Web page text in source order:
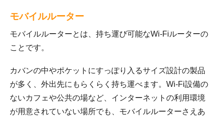
モバイルルーター
モバイルルーターとは、持ち運び可能なWi-Fiルーターの
ことです。
カバンの中やポケットにすっぽり入るサイズ設計の製品
が多く、外出先にもらくらく持ち運べます。Wi-Fi設備の
ないカフェや公共の場など、インターネットの利用環境
が用意されていない場所でも、モバイルルーターさえあ